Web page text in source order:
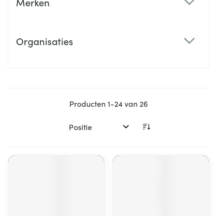
Organisaties
Producten1-24van 26
Sorteer op: